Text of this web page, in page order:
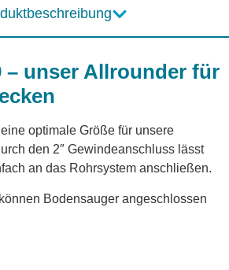
– unser Allrounder für
optimale Größe für unsere
den 2″ Gewindeanschluss lässt
an das Rohrsystem anschließen.
Bodensauger angeschlossen